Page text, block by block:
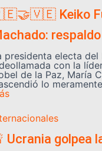
Keiko
presidenta electa del
con la
de la Paz, María
lo
Ucrania golpea